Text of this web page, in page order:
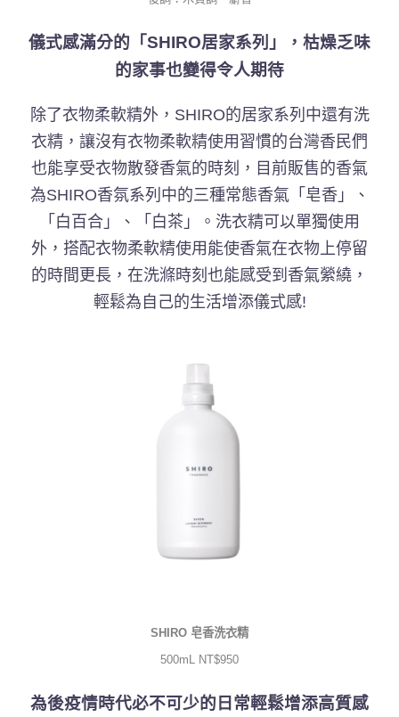
儀式感滿分的「SHIRO居家系列」，枯燥乏味
的家事也變得令人期待
除了衣物柔軟精外，SHIRO的居家系列中還有洗
衣精，讓沒有衣物柔軟精使用習慣的台灣香民們
也能享受衣物散發香氣的時刻，目前販售的香氣
為SHIRO香氛系列中的三種常態香氣「皂香」、
「白百合」、「白茶」。洗衣精可以單獨使用
外，搭配衣物柔軟精使用能使香氣在衣物上停留
的時間更長，在洗滌時刻也能感受到香氣縈繞，
輕鬆為自己的生活增添儀式感!
SHIRO 皂香洗衣精
500mL NT$950
為後疫情時代必不可少的日常輕鬆增添高質感